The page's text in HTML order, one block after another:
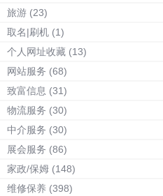
旅游 (23)
取名|刷机 (1)
个人网址收藏 (13)
网站服务 (68)
致富信息 (31)
物流服务 (30)
中介服务 (30)
展会服务 (86)
家政/保姆 (148)
维修保养 (398)